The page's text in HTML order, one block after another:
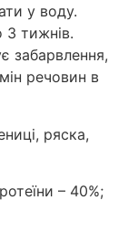
у воду.
3 тижнів.
забарвлення,
речовин в
ряска,
– 40%;